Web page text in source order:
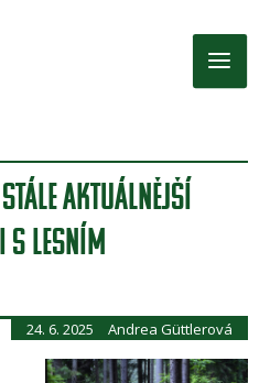
Main
AKTUÁLNĚJŠÍ
S LESNÍM
24. 6. 2025 Andrea Güttlerová